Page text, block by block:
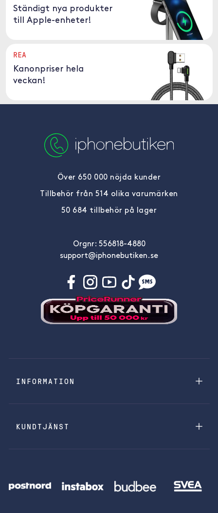
Ständigt nya produkter
till Apple-enheter!
REA
Kanonpriser hela
veckan!
Över 650 000 nöjda kunder
Tillbehör från 514 olika varumärken
50 684 tillbehör på lager
Orgnr: 556818-4880
support@iphonebutiken.se
INFORMATION
KUNDTJÄNST